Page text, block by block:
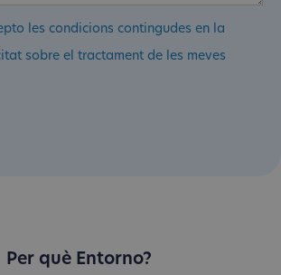
les condicions contingudes en la
sobre el tractament de les meves
Per què Entorno?